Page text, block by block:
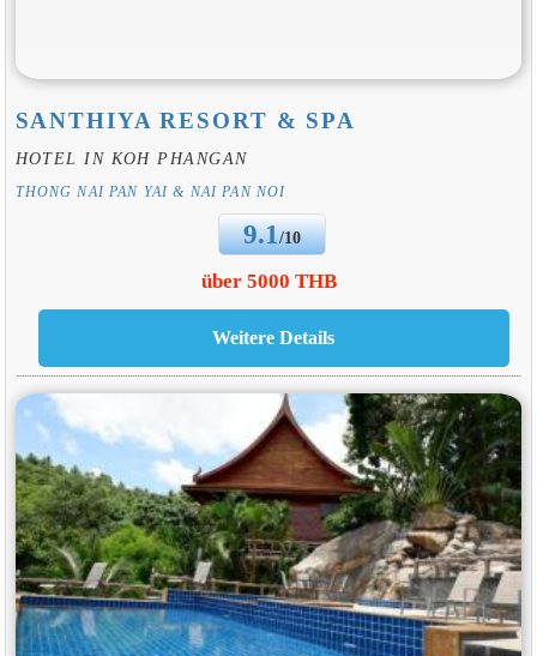
SANTHIYA RESORT & SPA
HOTEL IN KOH PHANGAN
THONG NAI PAN YAI & NAI PAN NOI
9.1/10
über 5000 THB